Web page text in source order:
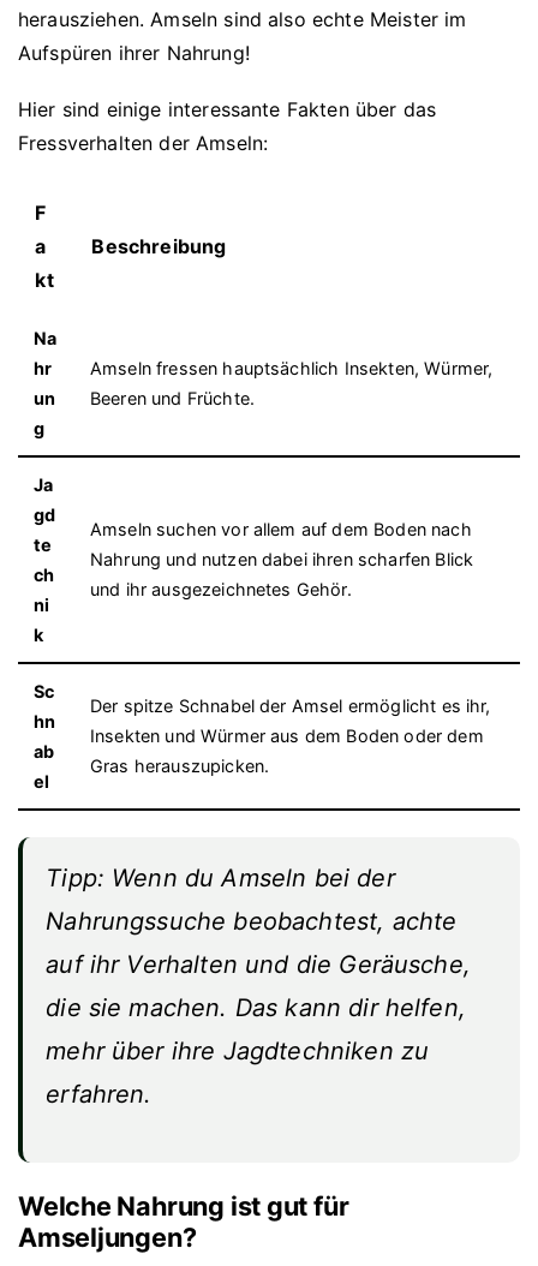
herausziehen. Amseln sind also echte Meister im
Aufspüren ihrer Nahrung!
Hier sind einige interessante Fakten über das
Fressverhalten der Amseln:
F
a
kt
Beschreibung
Na
hr
un
g
Amseln fressen hauptsächlich Insekten, Würmer,
Beeren und Früchte.
Ja
gd
te
ch
ni
k
Amseln suchen vor allem auf dem Boden nach
Nahrung und nutzen dabei ihren scharfen Blick
und ihr ausgezeichnetes Gehör.
Sc
hn
ab
el
Der spitze Schnabel der Amsel ermöglicht es ihr,
Insekten und Würmer aus dem Boden oder dem
Gras herauszupicken.
Tipp: Wenn du Amseln bei der
Nahrungssuche beobachtest, achte
auf ihr Verhalten und die Geräusche,
die sie machen. Das kann dir helfen,
mehr über ihre Jagdtechniken zu
erfahren.
Welche Nahrung ist gut für
Amseljungen?